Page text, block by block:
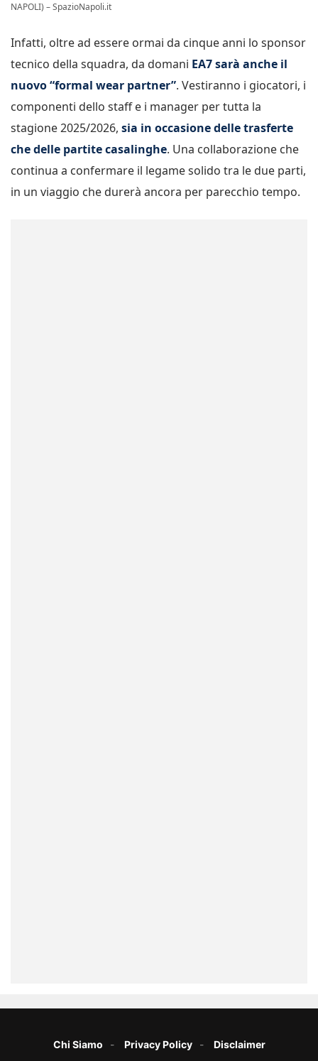
NAPOLI) – SpazioNapoli.it
Infatti, oltre ad essere ormai da cinque anni lo sponsor
tecnico della squadra, da domani EA7 sarà anche il
nuovo “formal wear partner”. Vestiranno i giocatori, i
componenti dello staff e i manager per tutta la
stagione 2025/2026, sia in occasione delle trasferte
che delle partite casalinghe. Una collaborazione che
continua a confermare il legame solido tra le due parti,
in un viaggio che durerà ancora per parecchio tempo.
Chi Siamo Privacy Policy Disclaimer